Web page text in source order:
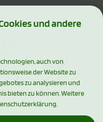
und andere
auch von
der Website zu
zu analysieren und
bieten zu können. Weitere